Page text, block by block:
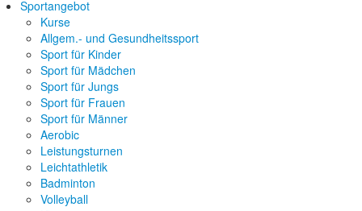
Sportangebot
Kurse
Allgem.- und Gesundheitssport
Sport für Kinder
Sport für Mädchen
Sport für Jungs
Sport für Frauen
Sport für Männer
Aerobic
Leistungsturnen
Leichtathletik
Badminton
Volleyball